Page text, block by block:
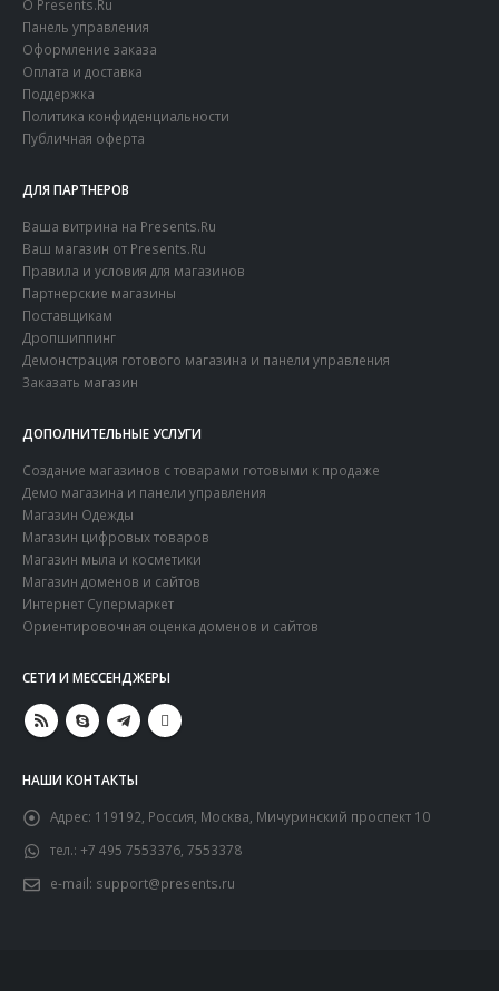
О Presents.Ru
Панель управления
Оформление заказа
Оплата и доставка
Поддержка
Политика конфиденциальности
Публичная оферта
ДЛЯ ПАРТНЕРОВ
Ваша витрина на Presents.Ru
Ваш магазин от Presents.Ru
Правила и условия для магазинов
Партнерские магазины
Поставщикам
Дропшиппинг
Демонстрация готового магазина и панели управления
Заказать магазин
ДОПОЛНИТЕЛЬНЫЕ УСЛУГИ
Создание магазинов с товарами готовыми к продаже
Демо магазина и панели управления
Магазин Одежды
Магазин цифровых товаров
Магазин мыла и косметики
Магазин доменов и сайтов
Интернет Супермаркет
Ориентировочная оценка доменов и сайтов
СЕТИ И МЕCСЕНДЖЕРЫ
НАШИ КОНТАКТЫ
Адрес: 119192, Россия, Москва, Мичуринский проспект 10
тел.: +7 495 7553376, 7553378
e-mail: support@presents.ru